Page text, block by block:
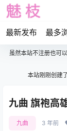
最新发布 最多
虽然本站不注册也可
本站刚刚创建
九曲 旗袍高
九曲 3 年前